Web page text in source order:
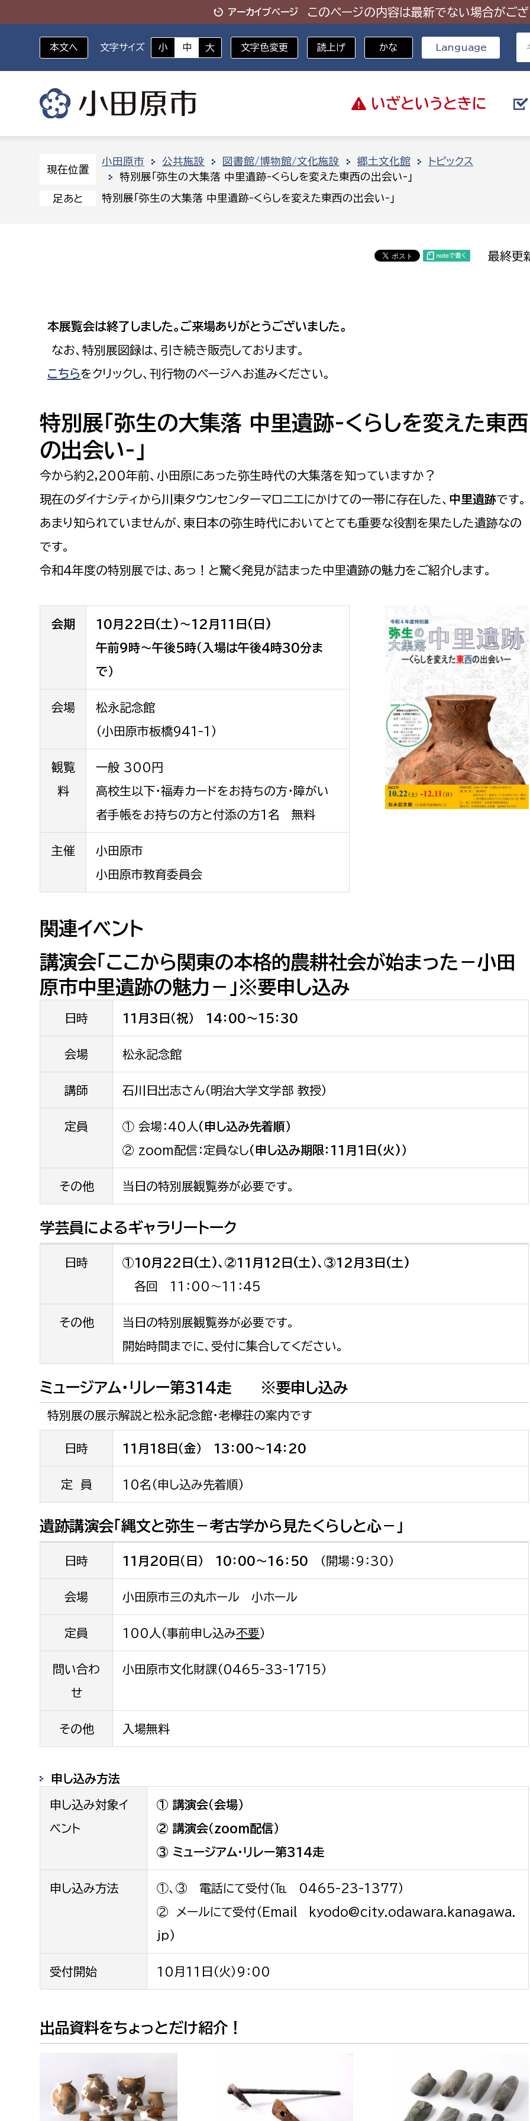
アーカイブページ このページの内容は最新でない場合がござ
いざと いうときに
いざというときに
休日救急外来 防災・ハザードマップ
対象者を選択
新生児・乳幼児
若者
妊産婦
障がい者
傷病者
労働者
求職者
外国人
分野を選択
戸籍
福祉・健康
環境・エネルギー
文化・生涯学習
病院
組織から探す
財産管理課
市民部
地域安全課
人権・男女共同参画課
防災部
生涯学習課
小田原城総合管理事務
福祉政策課
高齢介護課
障がい福祉課
健康づくり課
子ども政策課
保育課
産業政策課
農政課
水産海浜課
国県事業推進課
土木管理課
道水路整備課
みどり公園課
市立総合医療センター
患者サポートセンター
病院管理局：経営管理
病院管理局：施設用度
病院管理局：医事課
経営総務課
給排水業務課
水道整備課
下水道整備課
浄水管理課
保健給食課
教育指導課
農業委員会事務局 議会総務課
本文へ 文字サイズ 小 中 大 文字色変更 読上げ かな Language
現在位置
小田原市 公共施設 図書館/博物館/文化施設 郷土文化館
トピックス
特別展「弥生の大集落 中里遺跡-くらしを変えた東西の出会い-」
足あと 特別展「弥生の大集落 中里遺跡-くらしを変えた東西の出会い-」
最終更
本展覧会は終了しました。ご来場ありがとうございました。
なお、特別展図録は、引き続き販売しております。
こちらをクリックし、刊行物のページへお進みください。
特別展「弥生の大集落 中里遺跡-くらしを変えた東西
の出会い-」
今から約2,200年前、小田原にあった弥生時代の大集落を知っていますか？
現在のダイナシティから川東タウンセンターマロニエにかけての一帯に存在した、 中里遺跡です。
あまり知られていませんが、東日本の弥生時代においてとても重要な役割を果たした遺跡なの
です。
令和4年度の特別展では、あっ！と驚く発見が詰まった中里遺跡の魅力をご紹介します。
会期
10月22日(土)～12月11日(日)
午前9時～午後5時（入場は午後4時30分ま
で）
会場
松永記念館
（小田原市板橋941-1）
観覧
料
一般 300円
高校生以下・福寿カードをお持ちの方・障がい
者手帳をお持ちの方と付添の方1名 無料
主催
小田原市
小田原市教育委員会
関連イベント
講演会「ここから関東の本格的農耕社会が始まった－小田
原市中里遺跡の魅力－」※要申し込み
日時 11月3日（祝） 14：00～15：30
会場 松永記念館
講師 石川日出志さん（明治大学文学部 教授）
定員 ① 会場：40人 （申し込み先着順）
② zoom配信：定員なし（申し込み期限：11月1日(火)）
その他 当日の特別展観覧券が必要です。
学芸員によるギャラリートーク
日時
①10月22日(土)、②11月12日(土)、③12月3日(土)
各回 11：00～11：45
その他
当日の特別展観覧券が必要です。
開始時間までに、受付に集合してください。
ミュージアム・リレー第314走 ※要申し込み
特別展の展示解説と松永記念館・老欅荘の案内です
日時 11月18日（金） 13：00～14：20
定 員 10名（申し込み先着順）
遺跡講演会「縄文と弥生－考古学から見たくらしと心－」
日時 11月20日（日） 10：00～16：50 （開場：9：30）
会場 小田原市三の丸ホール 小ホール
定員 100人（事前申し込み不要）
問い合わ
せ
小田原市文化財課（0465-33-1715）
その他 入場無料
申し込み方法
申し込み対象イ
ベント
① 講演会（会場）
② 講演会（zoom配信）
③ ミュージアム・リレー第314走
申し込み方法
①、③ 電話にて受付（℡ 0465-23-1377）
② メールにて受付（Email kyodo@city.odawara.kanagawa.
jp)
受付開始 10月11日（火）9：00
出品資料をちょっとだけ紹介！